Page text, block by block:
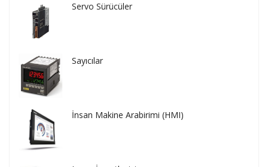
Servo Sürücüler
Sayıcılar
İnsan Makine Arabirimi (HMI)